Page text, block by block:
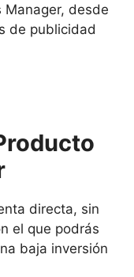
Manager, desde
de publicidad
directa, sin
el que podrás
baja inversión